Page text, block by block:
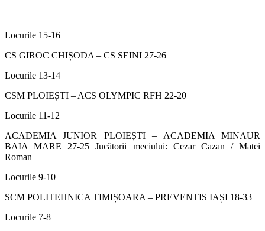
Locurile 15-16
CS GIROC CHIȘODA – CS SEINI 27-26
Locurile 13-14
CSM PLOIEȘTI – ACS OLYMPIC RFH 22-20
Locurile 11-12
ACADEMIA JUNIOR PLOIEȘTI – ACADEMIA MINAUR
BAIA MARE 27-25 Jucătorii meciului: Cezar Cazan / Matei
Roman
Locurile 9-10
SCM POLITEHNICA TIMIȘOARA – PREVENTIS IAȘI 18-33
Locurile 7-8